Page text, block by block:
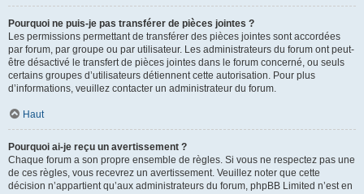
Pourquoi ne puis-je pas transférer de pièces jointes ?
Les permissions permettant de transférer des pièces jointes sont accordées
par forum, par groupe ou par utilisateur. Les administrateurs du forum ont peut-
être désactivé le transfert de pièces jointes dans le forum concerné, ou seuls
certains groupes d’utilisateurs détiennent cette autorisation. Pour plus
d’informations, veuillez contacter un administrateur du forum.
Haut
Pourquoi ai-je reçu un avertissement ?
Chaque forum a son propre ensemble de règles. Si vous ne respectez pas une
de ces règles, vous recevrez un avertissement. Veuillez noter que cette
décision n’appartient qu’aux administrateurs du forum, phpBB Limited n’est en